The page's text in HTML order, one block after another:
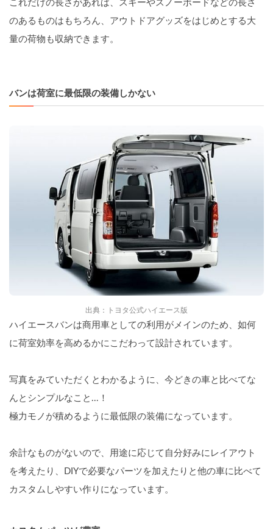
これだけの長さがあれば、スキーやスノーボードなどの長さ
のあるものはもちろん、アウトドアグッズをはじめとする大
量の荷物も収納できます。
バンは荷室に最低限の装備しかない
出典：トヨタ公式ハイエース版
ハイエースバンは商用車としての利用がメインのため、如何
に荷室効率を高めるかにこだわって設計されています。
写真をみていただくとわかるように、今どきの車と比べてな
んとシンプルなこと...！
極力モノが積めるように最低限の装備になっています。
余計なものがないので、用途に応じて自分好みにレイアウト
を考えたり、DIYで必要なパーツを加えたりと他の車に比べて
カスタムしやすい作りになっています。